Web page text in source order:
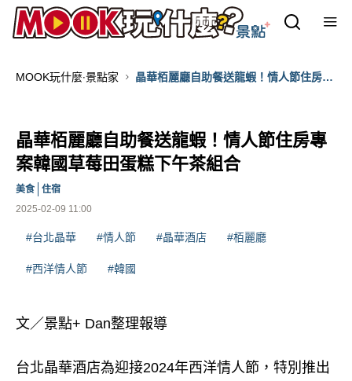
MOOK玩什麼‧景點家
晶華栢麗廳自助餐送龍蝦！情人節住房專
晶華栢麗廳自助餐送龍蝦！情人節住房專
案韓國草莓田蛋糕下午茶組合
2025-02-09 11:00
美食 住宿
#台北晶華 #情人節 #晶華酒店 #栢麗廳
#西洋情人節 #韓國
文／景點+ Dan整理報導
台北晶華酒店為迎接2024年西洋情人節，特別推出